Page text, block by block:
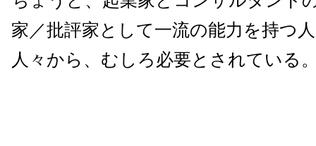
家／批評家として一流の能力を持つ
人々から、むしろ必要とされている